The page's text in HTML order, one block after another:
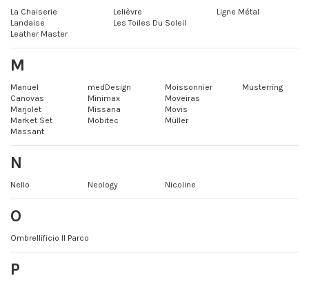
La Chaiserie
Landaise
Leather Master
Lelièvre
Les Toiles Du Soleil
Ligne Métal
M
Manuel
Canovas
Marjolet
Market Set
Massant
medDesign
Minimax
Missana
Mobitec
Moissonnier
Moveiras
Movis
Müller
Musterring
N
Nello Neology Nicoline
O
Ombrellificio Il Parco
P